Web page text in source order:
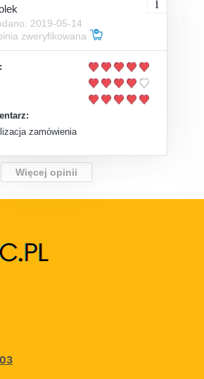
2019-05-14
zweryfikowana
zamówienia
Więcej opinii